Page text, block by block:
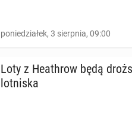
poniedziałek, 3 sierpnia, 09:00
Loty z He­ath­row będą
lot­ni­ska